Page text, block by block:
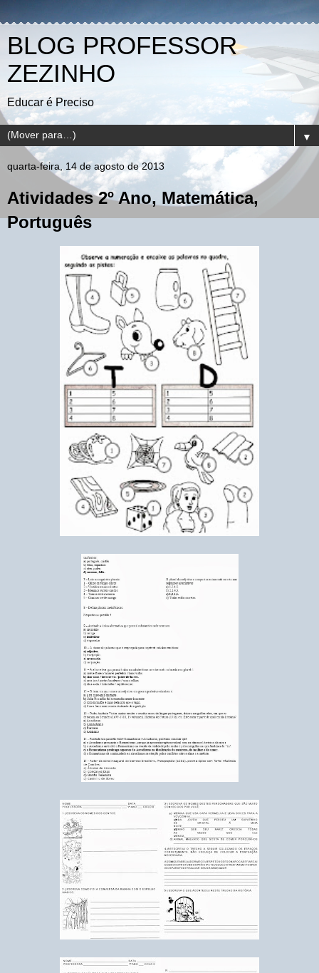
BLOG PROFESSOR
ZEZINHO
Educar é Preciso
▼
quarta-feira, 14 de agosto de 2013
Atividades 2º Ano, Matemática,
Português